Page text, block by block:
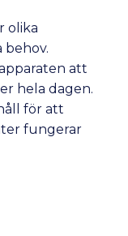
olika
behov.
att
hela dagen.
för att
fungerar